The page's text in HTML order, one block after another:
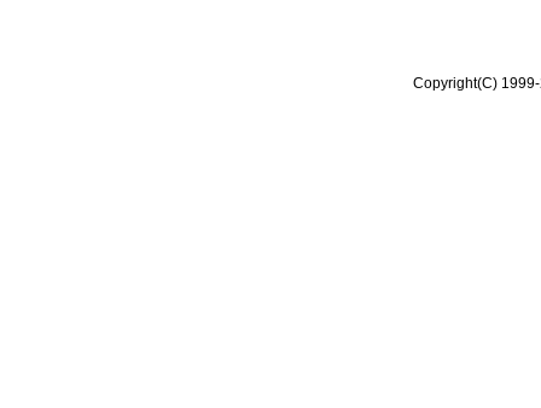
Copyright(C)